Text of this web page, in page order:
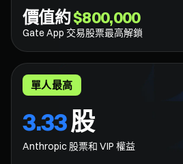
價值約$800,000
Gate App 交易股票最高解鎖
單人最高
3.33股
Anthropic 股票和 VIP 權益